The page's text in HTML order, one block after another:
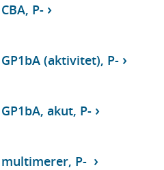
P-
(aktivitet), P-
akut, P-
P-